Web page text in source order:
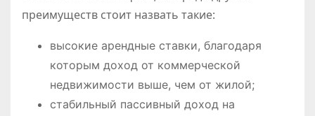
преимуществ стоит назвать такие:
высокие арендные ставки, благодаря
которым доход от коммерческой
недвижимости выше, чем от жилой;
стабильный пассивный доход на